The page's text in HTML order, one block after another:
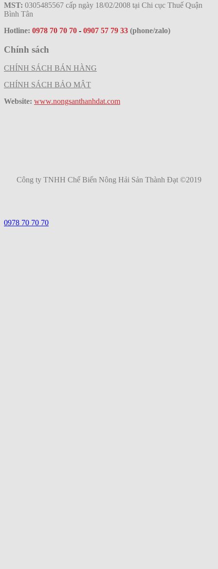
MST: 0305485567 cấp ngày 18/02/2008 tại Chi cục Thuế Quận
Bình Tân
Hotline: 0978 70 70 70 - 0907 57 79 33 (phone/zalo)
Chính sách
CHÍNH SÁCH BÁN HÀNG
CHÍNH SÁCH BẢO MẬT
Website: www.nongsanthanhdat.com
Công ty TNHH Chế Biến Nông Hải Sản Thành Đạt ©2019
0978 70 70 70